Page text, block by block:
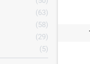
63
58
29
5